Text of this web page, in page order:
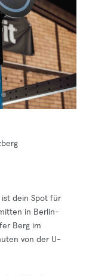
ist dein Spot für
in Berlin-
Berg im
von der U-